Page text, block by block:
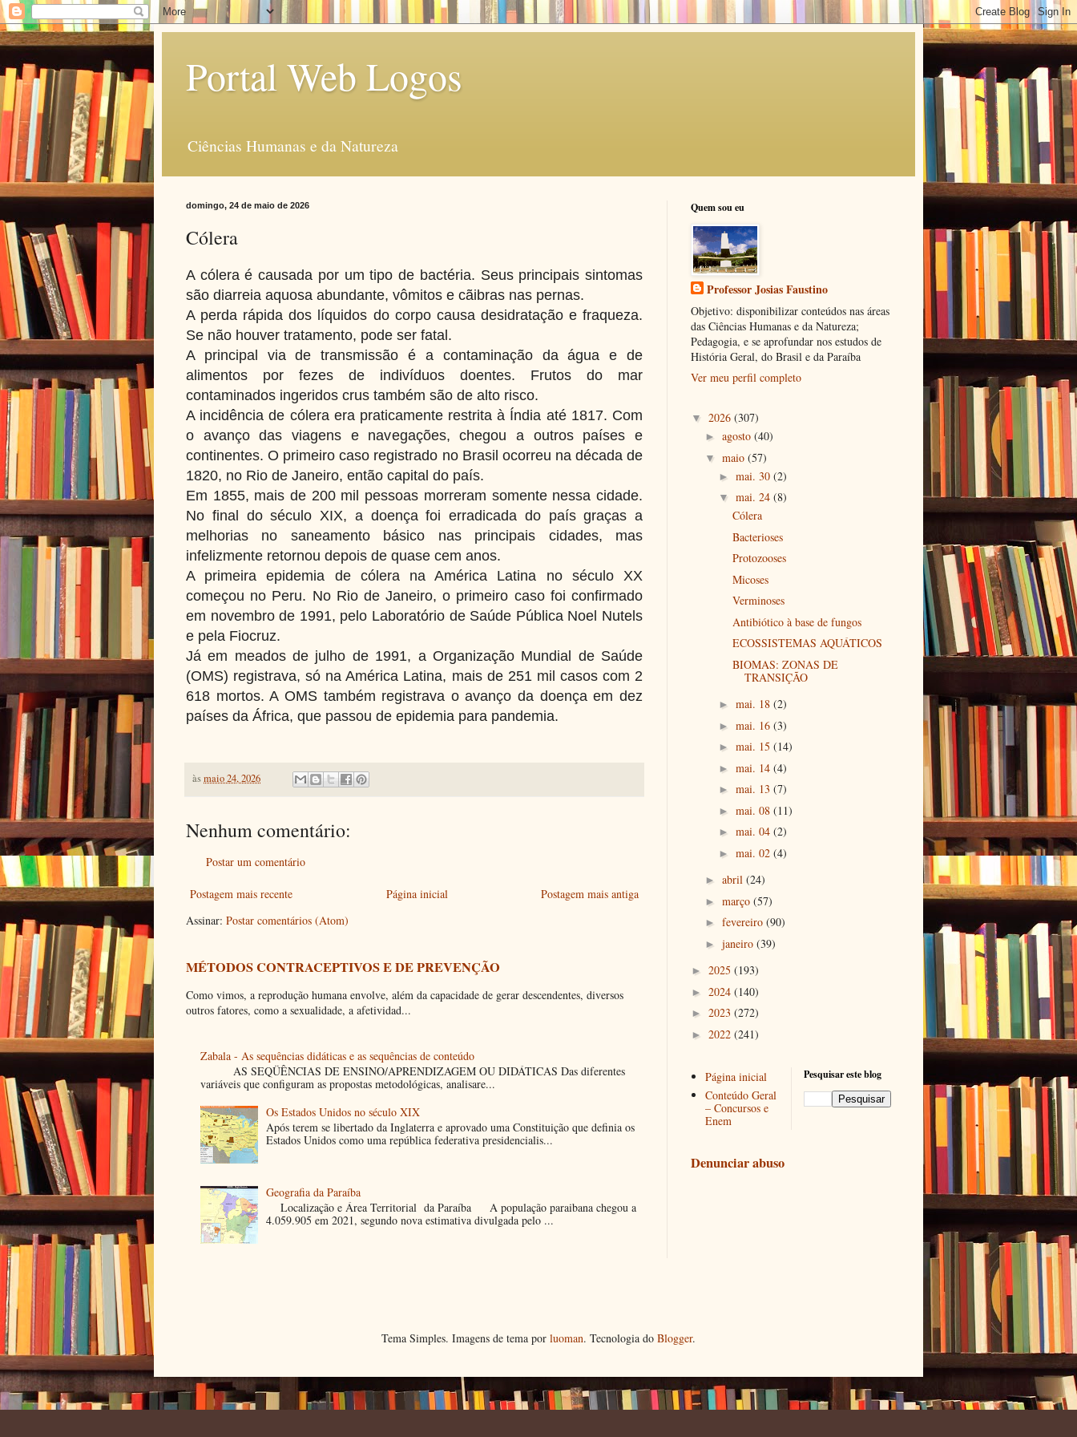
Portal Web Logos
Ciências Humanas e da Natureza
domingo, 24 de maio de 2026
Cólera
A cólera é causada por um tipo de bactéria. Seus principais sintomas
são diarreia aquosa abundante, vômitos e cãibras nas pernas.
A perda rápida dos líquidos do corpo causa desidratação e fraqueza.
Se não houver tratamento, pode ser fatal.
A principal via de transmissão é a contaminação da água e de
alimentos por fezes de indivíduos doentes. Frutos do mar
contaminados ingeridos crus também são de alto risco.
A incidência de cólera era praticamente restrita à Índia até 1817. Com
o avanço das viagens e navegações, chegou a outros países e
continentes. O primeiro caso registrado no Brasil ocorreu na década de
1820, no Rio de Janeiro, então capital do país.
Em 1855, mais de 200 mil pessoas morreram somente nessa cidade.
No final do século XIX, a doença foi erradicada do país graças a
melhorias no saneamento básico nas principais cidades, mas
infelizmente retornou depois de quase cem anos.
A primeira epidemia de cólera na América Latina no século XX
começou no Peru. No Rio de Janeiro, o primeiro caso foi confirmado
em novembro de 1991, pelo Laboratório de Saúde Pública Noel Nutels
e pela Fiocruz.
Já em meados de julho de 1991, a Organização Mundial de Saúde
(OMS) registrava, só na América Latina, mais de 251 mil casos com 2
618 mortos. A OMS também registrava o avanço da doença em dez
países da África, que passou de epidemia para pandemia.
àsmaio 24, 2026
Nenhum comentário:
Postar um comentário
Postagem mais recente Postagem mais antiga
Página inicial
Assinar: Postar comentários (Atom)
MÉTODOS CONTRACEPTIVOS E DE PREVENÇÃO
Como vimos, a reprodução humana envolve, além da capacidade de gerar descendentes, diversos
outros fatores, como a sexualidade, a afetividad...
Zabala - As sequências didáticas e as sequências de conteúdo
AS SEQÜÊNCIAS DE ENSINO/APRENDIZAGEM OU DIDÁTICAS Das diferentes
variáveis que configuram as propostas metodológicas, analisare...
Os Estados Unidos no século XIX
Após terem se libertado da Inglaterra e aprovado uma Constituição que definia os
Estados Unidos como uma república federativa presidencialis...
Geografia da Paraíba
Localização e Área Territorial da Paraíba A população paraibana chegou a
4.059.905 em 2021, segundo nova estimativa divulgada pelo ...
Quem sou eu
Professor Josias Faustino
Objetivo: disponibilizar conteúdos nas áreas
das Ciências Humanas e da Natureza;
Pedagogia, e se aprofundar nos estudos de
História Geral, do Brasil e da Paraíba
Ver meu perfil completo
▼ 2026 (307)
► agosto (40)
▼ maio (57)
► mai. 30 (2)
▼ mai. 24 (8)
Cólera
Bacterioses
Protozooses
Micoses
Verminoses
Antibiótico à base de fungos
ECOSSISTEMAS AQUÁTICOS
BIOMAS: ZONAS DE
TRANSIÇÃO
► mai. 18 (2)
► mai. 16 (3)
► mai. 15 (14)
► mai. 14 (4)
► mai. 13 (7)
► mai. 08 (11)
► mai. 04 (2)
► mai. 02 (4)
► abril (24)
► março (57)
► fevereiro (90)
► janeiro (39)
► 2025 (193)
► 2024 (140)
► 2023 (272)
► 2022 (241)
Página inicial
Conteúdo Geral
– Concursos e
Enem
Pesquisar este blog
Denunciar abuso
Tema Simples. Imagens de tema por luoman. Tecnologia do Blogger.